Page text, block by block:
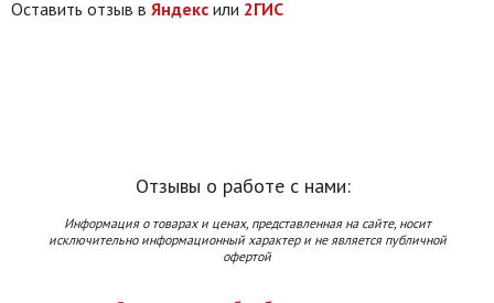
Оставить отзыв в Яндекс или 2ГИС
Отзывы о работе с нами:
Информация о товарах и ценах, представленная на сайте, носит
исключительно информационный характер и не является публичной
офертой